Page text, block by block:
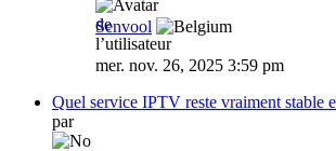
Senvool
mer. nov. 26, 2025 3:59 pm
Quel service IPTV reste vraiment stable
par